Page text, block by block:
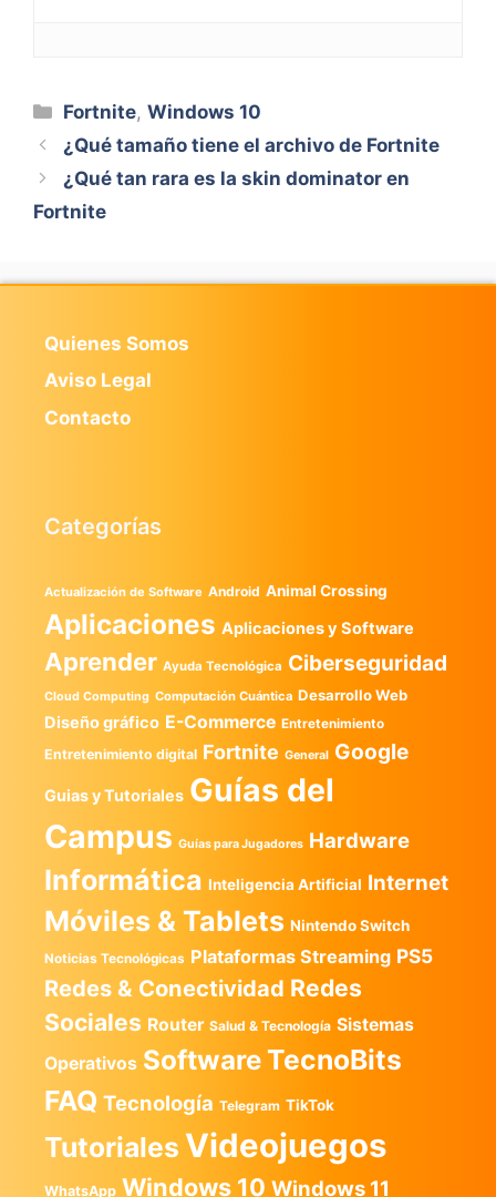
Categorías
Fortnite,Windows 10
¿Qué tamaño tiene el archivo de Fortnite
¿Qué tan rara es la skin dominator en
Fortnite
Quienes Somos
Aviso Legal
Contacto
Categorías
Actualización de Software Android Animal Crossing
Aplicaciones Aplicaciones y Software
Aprender Ayuda Tecnológica Ciberseguridad
Cloud Computing Computación Cuántica Desarrollo Web
Diseño gráfico E-Commerce Entretenimiento
Entretenimiento digital Fortnite General Google
Guias y Tutoriales Guías del
Campus Guías para Jugadores Hardware
Informática Inteligencia Artificial Internet
Móviles & Tablets Nintendo Switch
Noticias Tecnológicas Plataformas Streaming PS5
Redes & Conectividad Redes
Sociales Router Salud & Tecnología Sistemas
Operativos SoftwareTecnoBits
FAQ Tecnología Telegram TikTok
Tutoriales Videojuegos
WhatsApp Windows 10 Windows 11